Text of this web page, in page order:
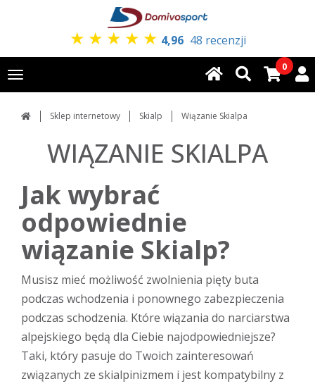
★ ★ ★ ★ ★ 4,96 48 recenzji
Toggle
navigation
0
Sklep internetowy Skialp Wiązanie Skialpa
WIĄZANIE SKIALPA
Jak wybrać
odpowiednie
wiązanie Skialp?
Musisz mieć możliwość zwolnienia pięty buta
podczas wchodzenia i ponownego zabezpieczenia
podczas schodzenia. Które wiązania do narciarstwa
alpejskiego będą dla Ciebie najodpowiedniejsze?
Taki, który pasuje do Twoich zainteresowań
związanych ze skialpinizmem i jest kompatybilny z